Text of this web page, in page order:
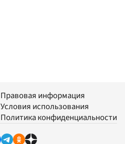
Правовая информация
Условия использования
Политика конфиденциальности